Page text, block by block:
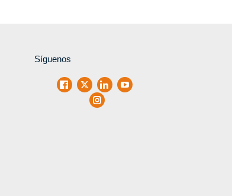
Síguenos
Facebook
X LinkedInYoutube
Instagram